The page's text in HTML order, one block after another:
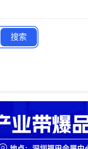
搜索